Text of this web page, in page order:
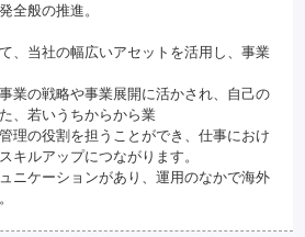
全般の推進。
、当社の幅広いアセットを活用し、事業
業の戦略や事業展開に活かされ、自己の
、若いうちからから業
理の役割を担うことができ、仕事におけ
キルアップにつながります。
ニケーションがあり、運用のなかで海外